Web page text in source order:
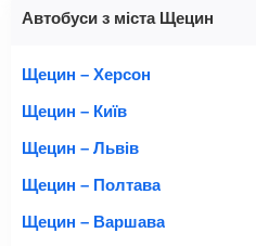
Автобуси з міста Щецин
Щецин – Херсон
Щецин – Київ
Щецин – Львів
Щецин – Полтава
Щецин – Варшава